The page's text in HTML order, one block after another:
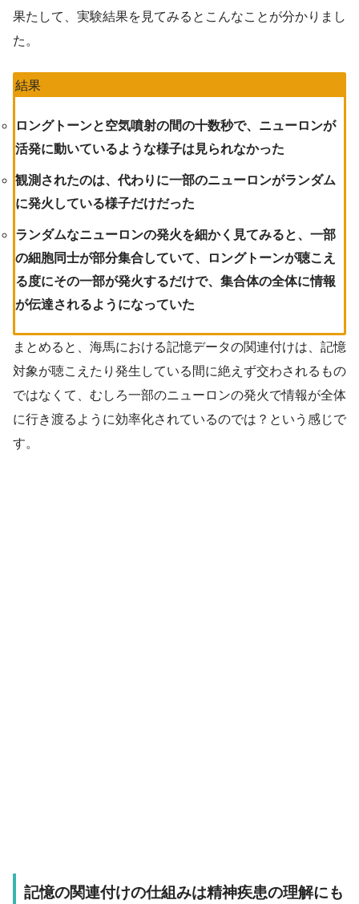
果たして、実験結果を見てみるとこんなことが分かりまし
た。
結果
ロングトーンと空気噴射の間の十数秒で、ニューロンが
活発に動いているような様子は見られなかった
観測されたのは、代わりに一部のニューロンがランダム
に発火している様子だけだった
ランダムなニューロンの発火を細かく見てみると、一部
の細胞同士が部分集合していて、ロングトーンが聴こえ
る度にその一部が発火するだけで、集合体の全体に情報
が伝達されるようになっていた
まとめると、海馬における記憶データの関連付けは、記憶
対象が聴こえたり発生している間に絶えず交わされるもの
ではなくて、むしろ一部のニューロンの発火で情報が全体
に行き渡るように効率化されているのでは？という感じで
す。
記憶の関連付けの仕組みは精神疾患の理解にも